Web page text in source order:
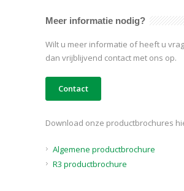
Meer informatie nodig?
Wilt u meer informatie of heeft u
dan vrijblijvend contact met ons op.
Contact
Download onze productbrochures
Algemene productbrochure
R3 productbrochure